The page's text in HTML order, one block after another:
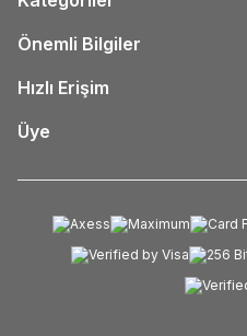
Önemli Bilgiler
Hızlı Erişim
Üye